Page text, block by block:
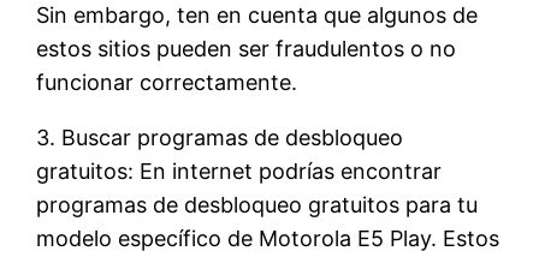
Sin embargo, ten en cuenta que algunos de
estos sitios pueden ser fraudulentos o no
funcionar correctamente.
3. Buscar programas de desbloqueo
gratuitos: En internet podrías encontrar
programas de desbloqueo gratuitos para tu
modelo específico de Motorola E5 Play. Estos